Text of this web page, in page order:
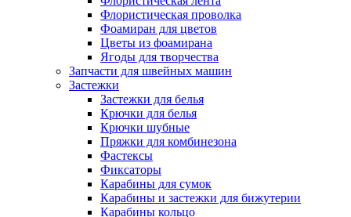
Флористическая проволка
Фоамиран для цветов
Цветы из фоамирана
Ягоды для творчества
Запчасти для швейных машин
Застежки
Застежки для белья
Крючки для белья
Крючки шубные
Пряжки для комбинезона
Фастексы
Фиксаторы
Карабины для сумок
Карабины и застежки для бижутерии
Карабины кольцо